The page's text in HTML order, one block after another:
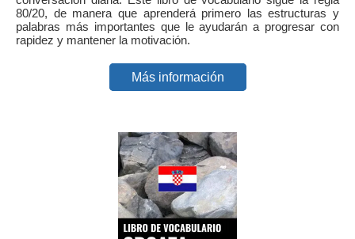
80/20, de manera que aprenderá primero las estructuras y
palabras más importantes que le ayudarán a progresar con
rapidez y mantener la motivación.
Más información